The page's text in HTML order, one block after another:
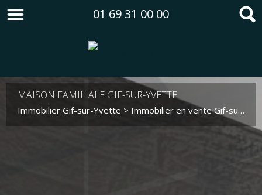
01 69 31 00 00
MAISON FAMILIALE GIF-SUR-YVETTE
Immobilier Gif-sur-Yvette > Immobilier en vente Gif-sur-Yvette